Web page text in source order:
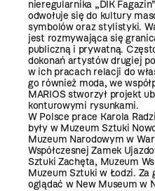
nieregularnika „DIK
odwołuje się do kultury
symbolów oraz stylistyki.
jest rozmywająca się
publiczną i prywatną.
dokonań artystów drugiej
w ich pracach relacji do
go również moda, we
MARIOS stworzył projekt
konturowymi rysunkami.
W Polsce prace Karola
były w Muzeum Sztuki
Muzeum Narodowym w
Współczesnej Zamek
Sztuki Zachęta, Muzeum
Muzeum Sztuki w Łodzi. Za
oglądać w New Museum w